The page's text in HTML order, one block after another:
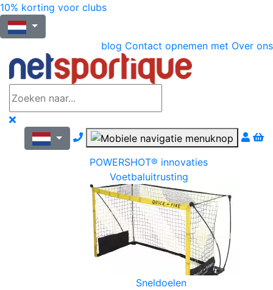
10% korting voor clubs
blog Contact opnemen met Over ons
Nous contacter par téléphone
POWERSHOT® innovaties
Voetbaluitrusting
Sneldoelen